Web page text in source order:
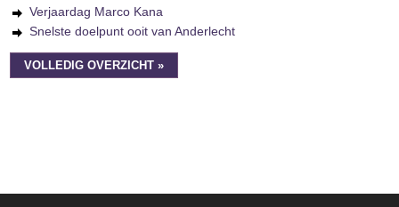
Verjaardag Marco Kana
Snelste doelpunt ooit van Anderlecht
VOLLEDIG OVERZICHT »